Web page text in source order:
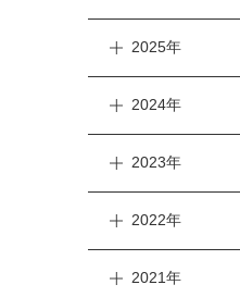
2025年
2024年
2023年
2022年
2021年